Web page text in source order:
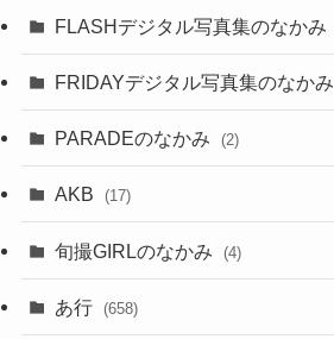
FLASHデジタル写真集のなかみ
FRIDAYデジタル写真集のなかみ
PARADEのなかみ (2)
AKB (17)
旬撮GIRLのなかみ (4)
あ行 (658)